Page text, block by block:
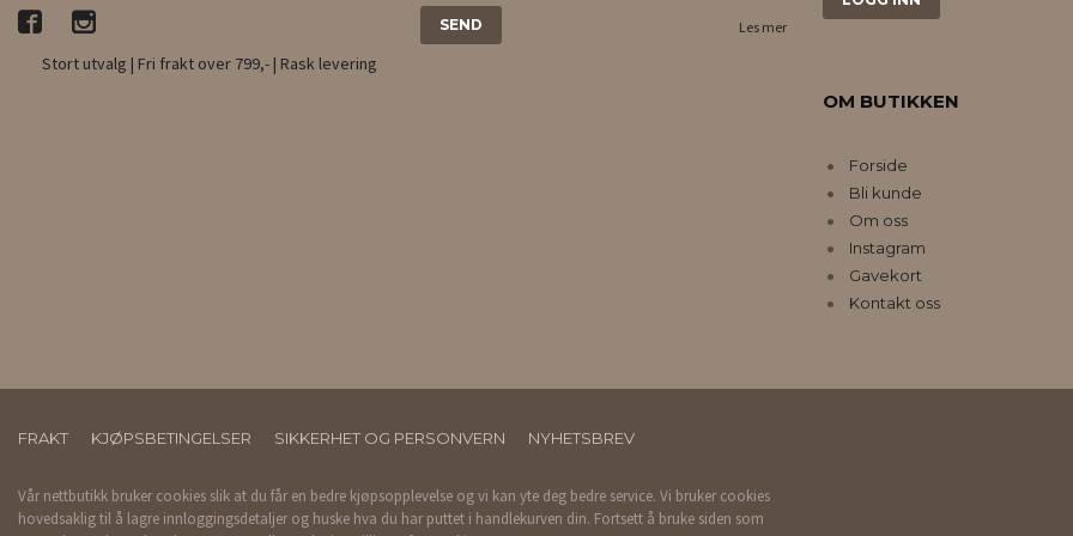
Stort utvalg | Fri frakt over 799,- | Rask levering
Les mer
OM BUTIKKEN
Forside
Bli kunde
Om oss
Instagram
Gavekort
Kontakt oss
FRAKT KJØPSBETINGELSER SIKKERHET OG PERSONVERN NYHETSBREV
Vår nettbutikk bruker cookies slik at du får en bedre kjøpsopplevelse og vi kan yte deg bedre service. Vi bruker cookies
hovedsaklig til å lagre innloggingsdetaljer og huske hva du har puttet i handlekurven din. Fortsett å bruke siden som